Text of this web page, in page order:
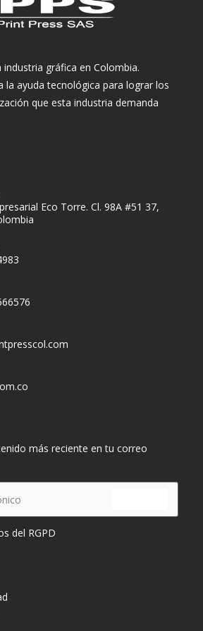
gráfica en Colombia.
la ayuda tecnológica para lograr los
que esta industria demanda
Eco Torre. Cl. 98A #51 37,
más reciente en tu correo
del RGPD